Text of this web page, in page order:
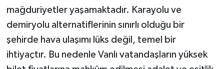
mağduriyetler yaşamaktadır. Karayolu ve
demiryolu alternatiflerinin sınırlı olduğu bir
şehirde hava ulaşımı lüks değil, temel bir
ihtiyaçtır. Bu nedenle Vanlı vatandaşların yüksek